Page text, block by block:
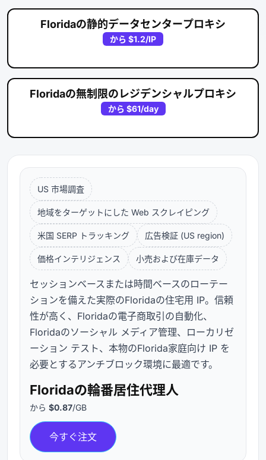
Floridaの静的データセンタープロキシ
から $1.2/IP
Floridaの無制限のレジデンシャルプロキシ
から $61/day
US 市場調査
地域をターゲットにした Web スクレイピング
米国 SERP トラッキング 広告検証 (US region)
価格インテリジェンス 小売および在庫データ
セッションベースまたは時間ベースのローテー
ションを備えた実際のFloridaの住宅用 IP。信頼
性が高く、Floridaの電子商取引の自動化、
Floridaのソーシャル メディア管理、ローカリゼ
ーション テスト、本物のFlorida家庭向け IP を
必要とするアンチブロック環境に最適です。
Floridaの輪番居住代理人
から $0.87/GB
今すぐ注文